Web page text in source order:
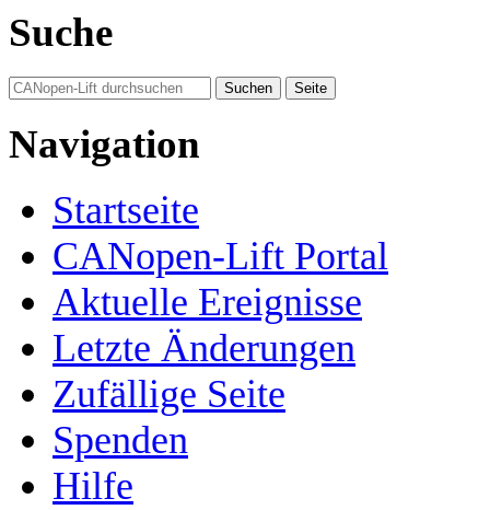
Suche
Navigation
Startseite
CANopen-Lift Portal
Aktuelle Ereignisse
Letzte Änderungen
Zufällige Seite
Spenden
Hilfe